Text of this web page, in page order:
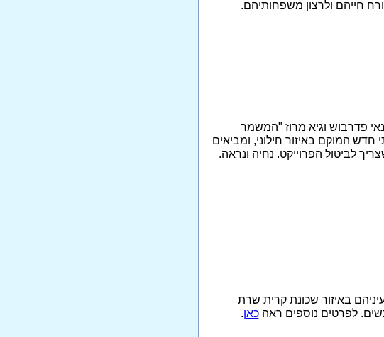
חייהם ולרצון משפחותיהם.
וילנאי פדרבוש וגיא מרוז "המשמר
חי 300 חתימות נגד פרוייקט דתי חדש המוקם באיזור חילוני, ומביאים
לביטול הפרוייקט. נחיה ונראה.
באיזור שכונת קרית שרת
לפרטים נוספים ראהכאן.